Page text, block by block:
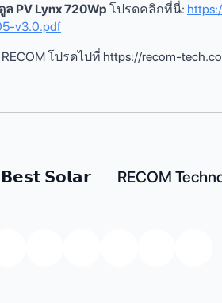
ล PV Lynx 720Wp โปรดคลิกที่นี่:
v3.0.pdf
โปรดไปที่ https://recom-
𝗦𝗼𝗹𝗮𝗿
RECOM